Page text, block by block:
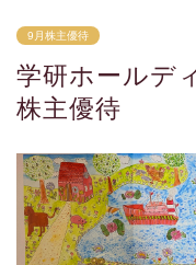
9月株主優待
学研ホールデ
株主優待